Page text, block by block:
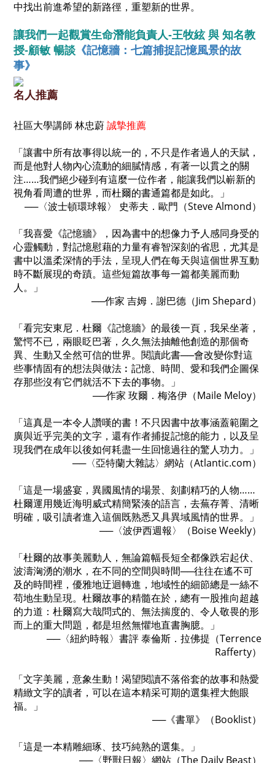
中找出前進希望的新路徑，重塑新的世界。
讓我們一起觀賞生命潛能負責人-王牧絃 與 知名教
授-顧敏 暢談 《記憶牆：七篇捕捉記憶風景的故
事》
名人推薦
社區大學講師 林忠蔚誠摯推薦
「讓書中所有故事得以統一的，不只是作者過人的天賦，
而是他對人物內心流動的細膩情感，有著一以貫之的關
注……我們絕少碰到有這麼一位作者，能讓我們以嶄新的
視角看周遭的世界，而杜爾的書通篇都是如此。」
──〈波士頓環球報〉 史蒂夫．歐門（Steve Almond）
「我喜愛《記憶牆》，因為書中的想像力予人感同身受的
心靈觸動，對記憶慰藉的力量有睿智深刻的省思，尤其是
書中以溫柔深情的手法，呈現人們在每天與這個世界互動
時不斷展現的奇蹟。這些短篇故事每一篇都美麗而動
人。」
──作家 吉姆．謝巴德（Jim Shepard）
「看完安東尼．杜爾《記憶牆》的最後一頁，我呆坐著，
驚愕不已，兩眼眨巴著，久久無法抽離他創造的那個奇
異、生動又全然可信的世界。閱讀此書──會改變你對這
些事情固有的想法與做法︰記憶、時間、愛和我們企圖保
存那些沒有它們就活不下去的事物。」
──作家 玫爾．梅洛伊（Maile Meloy）
「這真是一本令人讚嘆的書！不只因書中故事涵蓋範圍之
廣與近乎完美的文字，還有作者捕捉記憶的能力，以及呈
現我們在成年以後如何耗盡一生回憶過往的驚人功力。」
──〈亞特蘭大雜誌〉網站（Atlantic.com）
「這是一場盛宴，異國風情的場景、刻劃精巧的人物……
杜爾運用幾近海明威式精簡緊湊的語言，去蕪存菁、清晰
明確，吸引讀者進入這個既熟悉又具異域風情的世界。」
──〈波伊西週報〉（Boise Weekly）
「杜爾的故事美麗動人，無論篇幅長短全都像跌宕起伏、
波濤洶湧的潮水，在不同的空間與時間──往往在遙不可
及的時間裡，優雅地迂迴轉進，地域性的細節總是一絲不
苟地生動呈現。杜爾故事的精髓在於，總有一股推向超越
的力道：杜爾寫大哉問式的、無法揣度的、令人敬畏的形
而上的重大問題，都是坦然無懼地直書胸臆。」
──〈紐約時報〉書評 泰倫斯．拉佛提（Terrence
Rafferty）
「文字美麗，意象生動！渴望閱讀不落俗套的故事和熱愛
精緻文字的讀者，可以在這本精采可期的選集裡大飽眼
福。」
──《書單》（Booklist）
「這是一本精雕細琢、技巧純熟的選集。」
──〈野獸日報〉網站（The Daily Beast）